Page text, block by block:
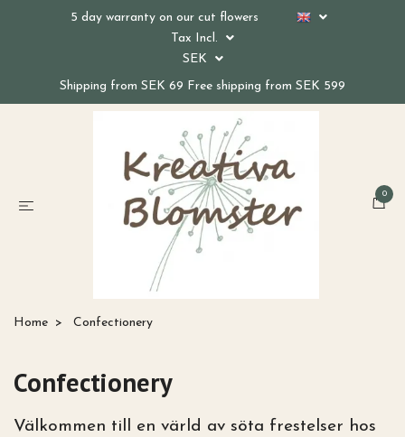
5 day warranty on our cut flowers
Tax Incl.
SEK
Shipping from SEK 69 Free shipping from SEK 599
0
Home Confectionery
Confectionery
Välkommen till en värld av söta frestelser hos